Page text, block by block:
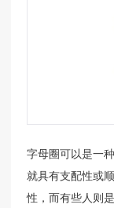
字母圈可以是一
就具有支配性或
性，而有些人则